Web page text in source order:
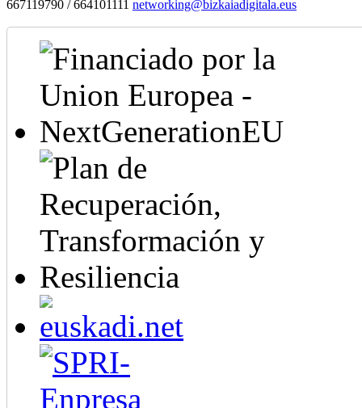
667119790 / 664101111 networking@bizkaiadigitala.eus